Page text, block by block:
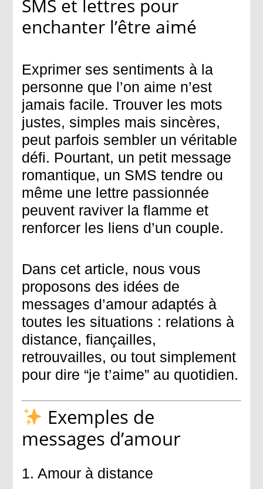
SMS et lettres pour
enchanter l’être aimé
Exprimer ses sentiments à la
personne que l’on aime n’est
jamais facile. Trouver les mots
justes, simples mais sincères,
peut parfois sembler un véritable
défi. Pourtant, un petit message
romantique, un SMS tendre ou
même une lettre passionnée
peuvent raviver la flamme et
renforcer les liens d’un couple.
Dans cet article, nous vous
proposons des idées de
messages d’amour adaptés à
toutes les situations : relations à
distance, fiançailles,
retrouvailles, ou tout simplement
pour dire “je t’aime” au quotidien.
Exemples de
messages d’amour
1. Amour à distance